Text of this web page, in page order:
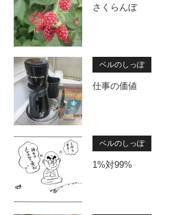
さくらんぼ
ベルのしっぽ
仕事の価値
ベルのしっぽ
1%対99%